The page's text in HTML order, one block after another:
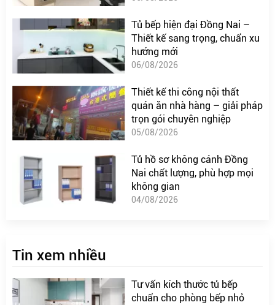
Tủ bếp hiện đại Đồng Nai –
Thiết kế sang trọng, chuẩn xu
hướng mới
06/08/2026
Thiết kế thi công nội thất
quán ăn nhà hàng – giải pháp
trọn gói chuyên nghiệp
05/08/2026
Tủ hồ sơ không cánh Đồng
Nai chất lượng, phù hợp mọi
không gian
04/08/2026
Tin xem nhiều
Tư vấn kích thước tủ bếp
chuẩn cho phòng bếp nhỏ